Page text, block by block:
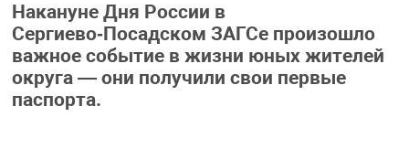
Накануне Дня России в
Сергиево‑Посадском ЗАГСе произошло
важное событие в жизни юных жителей
округа — они получили свои первые
паспорта.